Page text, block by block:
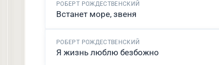
РОБЕРТ РОЖДЕСТВЕНСКИЙ
Встанет море, звеня
РОБЕРТ РОЖДЕСТВЕНСКИЙ
Я жизнь люблю безбожно